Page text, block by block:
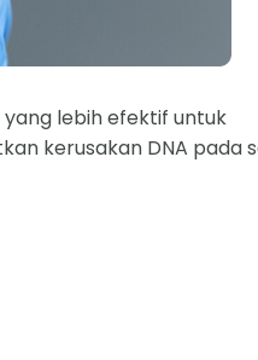
lebih efektif untuk
kerusakan DNA pada